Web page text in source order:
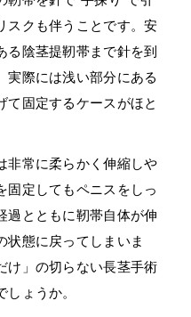
スクも伴うことです。安
る陰茎提靭帯まで針を到
実際には浅い部分にある
て固定するケースがほと
非常に柔らかく伸縮しや
固定してもペニスをしっ
過とともに靭帯自体が伸
状態に戻ってしまいま
け」の切らない長茎手術
ょうか。